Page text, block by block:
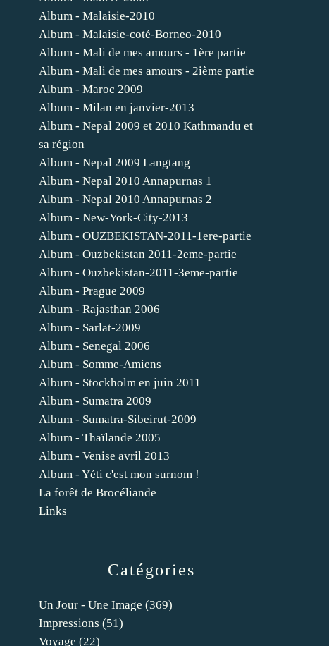
Catégories
Un Jour - Une Image (369)
Impressions (51)
Voyage (22)
Album - Malaisie-2010
Album - Malaisie-coté-Borneo-2010
Album - Mali de mes amours - 1ère partie
Album - Mali de mes amours - 2ième partie
Album - Maroc 2009
Album - Milan en janvier-2013
Album - Nepal 2009 et 2010 Kathmandu et
sa région
Album - Nepal 2009 Langtang
Album - Nepal 2010 Annapurnas 1
Album - Nepal 2010 Annapurnas 2
Album - New-York-City-2013
Album - OUZBEKISTAN-2011-1ere-partie
Album - Ouzbekistan 2011-2eme-partie
Album - Ouzbekistan-2011-3eme-partie
Album - Prague 2009
Album - Rajasthan 2006
Album - Sarlat-2009
Album - Senegal 2006
Album - Somme-Amiens
Album - Stockholm en juin 2011
Album - Sumatra 2009
Album - Sumatra-Sibeirut-2009
Album - Thaïlande 2005
Album - Venise avril 2013
Album - Yéti c'est mon surnom !
La forêt de Brocéliande
Links